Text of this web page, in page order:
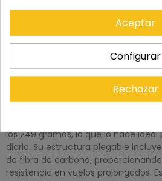
Descripción Detallada
los 249 gramos, lo que lo hace
diario. Su estructura plegable
de fibra de carbono,
resistencia en vuelos prolongados.
Aceptar
Configurar
Rechazar